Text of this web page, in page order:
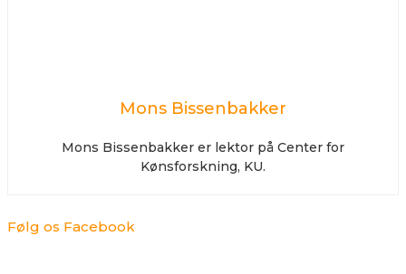
Mons Bissenbakker
Mons Bissenbakker er lektor på Center for
Kønsforskning, KU.
Følg os Facebook